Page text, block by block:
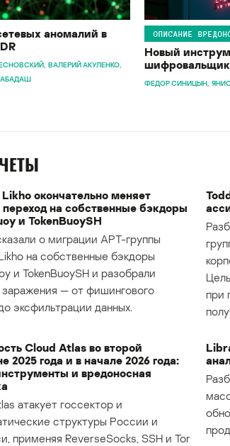
аномалий в
ВАЛЕРИЙ АКУЛЕНКО
ОПИСАНИЕ
Новый
ФЕДОР СИНИЦЫН
окончательно меняет
переход на собственные бэкдоры
и TokenBuoySH
о миграции APT-группы
на собственные бэкдоры
и TokenBuoySH и разобрали
заражения — от фишингового
эксфильтрации данных.
при
Cloud Atlas во второй
2025 года и в начале 2026 года:
и вредоносная
атакует госсектор и
структуры России и
применяя ReverseSocks, SSH и Tor